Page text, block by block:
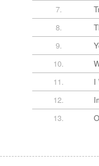
7.
8.
9.
10.
11.
I
12.
13.